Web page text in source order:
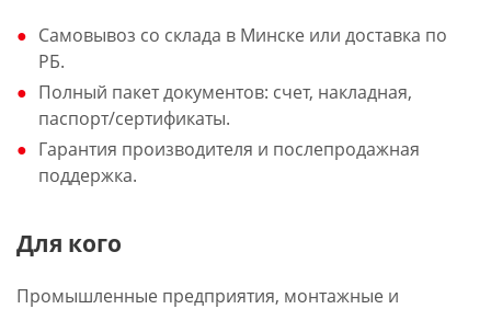
Самовывоз со склада в Минске или доставка по
РБ.
Полный пакет документов: счет, накладная,
паспорт/сертификаты.
Гарантия производителя и послепродажная
поддержка.
Для кого
Промышленные предприятия, монтажные и